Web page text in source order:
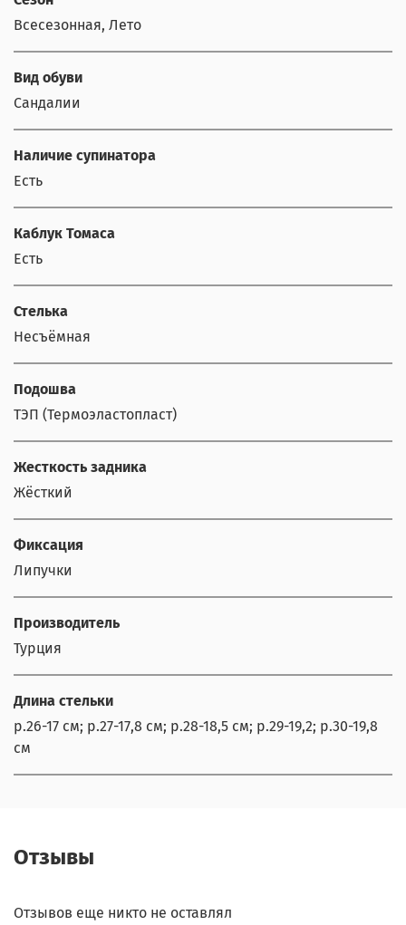
Всесезонная, Лето
Вид обуви
Сандалии
Наличие супинатора
Есть
Каблук Томаса
Есть
Стелька
Несъёмная
Подошва
ТЭП (Термоэластопласт)
Жесткость задника
Жёсткий
Фиксация
Липучки
Производитель
Турция
Длина стельки
р.26-17 см; р.27-17,8 см; р.28-18,5 см; р.29-19,2; р.30-19,8
см
Отзывы
Отзывов еще никто не оставлял